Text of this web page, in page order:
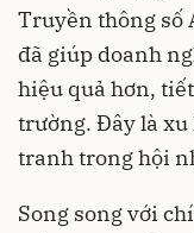
Truyền thông số
đã giúp doanh
hiệu quả hơn,
trường. Đây là
tranh trong hội
Song song với